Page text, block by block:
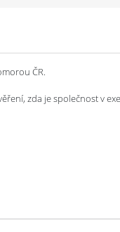
ČR.
zda je společnost v